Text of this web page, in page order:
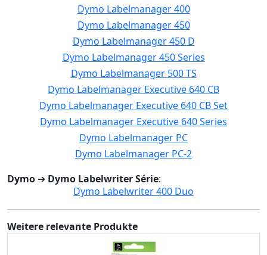
Dymo Labelmanager 400
Dymo Labelmanager 450
Dymo Labelmanager 450 D
Dymo Labelmanager 450 Series
Dymo Labelmanager 500 TS
Dymo Labelmanager Executive 640 CB
Dymo Labelmanager Executive 640 CB Set
Dymo Labelmanager Executive 640 Series
Dymo Labelmanager PC
Dymo Labelmanager PC-2
Dymo ➔ Dymo Labelwriter Série:
Dymo Labelwriter 400 Duo
Weitere relevante Produkte